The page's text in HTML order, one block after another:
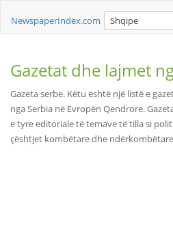
NewspaperIndex.com Shqipe
Gazetat dhe lajmet
Gazeta serbe. Këtu është një listë e
nga Serbia në Evropën Qendrore.
e tyre editoriale të temave të tilla si
çështjet kombëtare dhe